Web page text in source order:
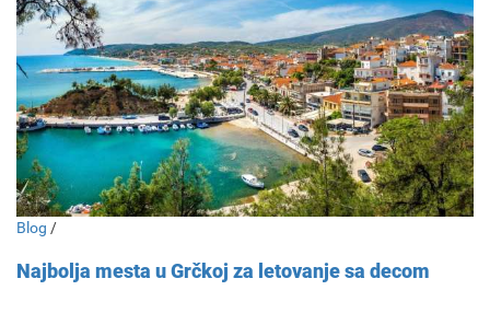
Blog /
Najbolja mesta u Grčkoj za letovanje sa decom